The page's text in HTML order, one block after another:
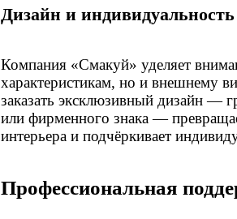
Дизайн и индивидуальность
Компания «Смакуй» уделяет
характеристикам, но и внешнему
заказать эксклюзивный дизайн —
или фирменного знака —
интерьера и подчёркивает
Профессиональная